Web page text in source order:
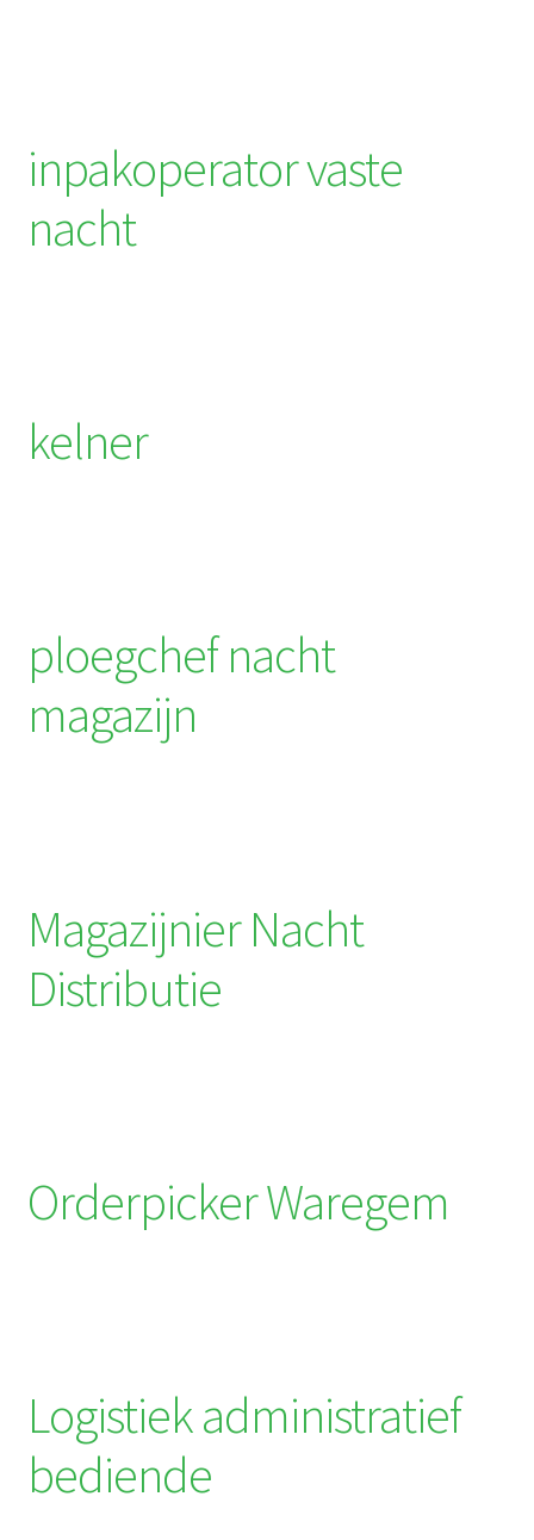
inpakoperator vaste
nacht
kelner
ploegchef nacht
magazijn
Magazijnier Nacht
Distributie
Orderpicker Waregem
Logistiek administratief
bediende